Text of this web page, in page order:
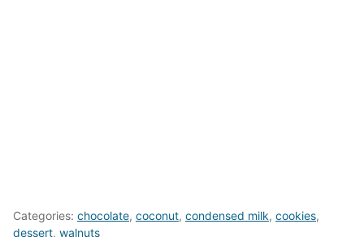
Categories: chocolate, coconut, condensed milk, cookies,
dessert, walnuts